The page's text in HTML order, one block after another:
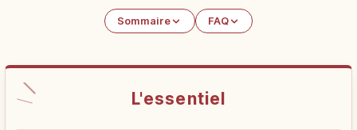
Sommaire FAQ
L'essentiel